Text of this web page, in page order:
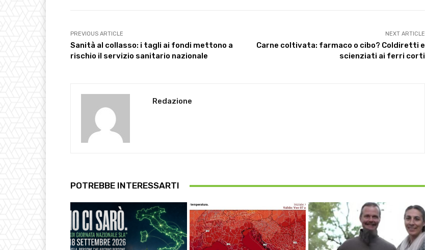
PREVIOUS ARTICLE
Sanità al collasso: i tagli ai fondi mettono a
rischio il servizio sanitario nazionale
NEXT ARTICLE
Carne coltivata: farmaco o cibo? Coldiretti e
scienziati ai ferri corti
Redazione
POTREBBE INTERESSARTI